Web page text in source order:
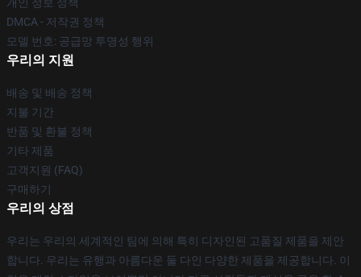
DMCA - 저작권 정책
모델 번호: 공급망 투명성 행위
우리의 지원
배송 및 배송 정책
지불 기간
반품 및 환불 정책
기타 제품
고객지원 (FAQ)
구매하기
우리의 상점
우리는 우리의 세계적인 팀에 의해 특히 디자인된 고품질 제품을 제안
합니다. 우리는 유행과 아름다운 둘 다인 다양한 제품을 제공합니다. 이